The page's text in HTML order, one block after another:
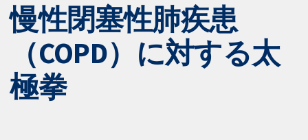
慢性閉塞性肺疾患
（COPD）に対する太
極拳